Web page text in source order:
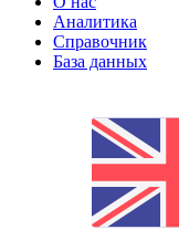
Аналитика
Справочник
База данных